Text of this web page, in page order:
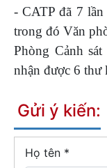
- CATP đã 7 lần
trong đó Văn
Phòng Cảnh
nhận được 6 thư
Gửi ý kiến:
Họ tên *